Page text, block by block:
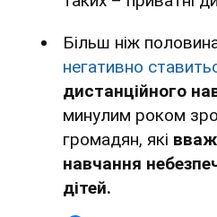
Більш ніж
негативно
дистанційного
минулим роком
громадян, які
навчання
дітей.